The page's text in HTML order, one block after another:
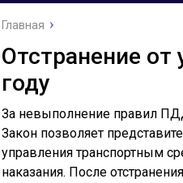
Главная
Отстранение
году
За невыполнение правил
Закон позволяет
управления транспортным
наказания. После